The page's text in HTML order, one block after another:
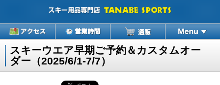
スキーウエア早期ご予約＆カスタムオー
ダー（2025/6/1-7/7）